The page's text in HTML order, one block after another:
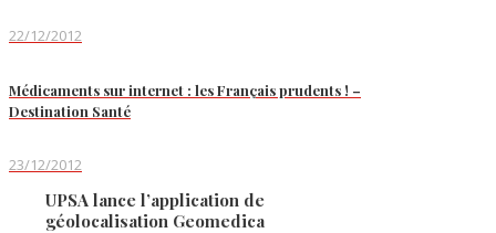
22/12/2012
Médicaments sur internet : les Français prudents ! –
Destination Santé
23/12/2012
UPSA lance l’application de
géolocalisation Geomedica